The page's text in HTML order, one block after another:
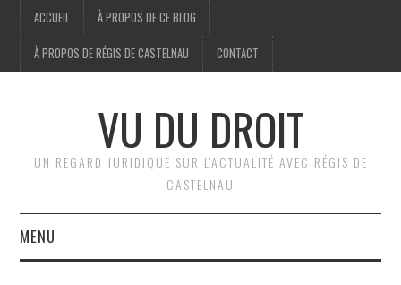
ACCUEIL À PROPOS DE CE BLOG
À PROPOS DE RÉGIS DE CASTELNAU CONTACT
VU DU DROIT
UN REGARD JURIDIQUE SUR L'ACTUALITÉ AVEC RÉGIS DE
CASTELNAU
MENU